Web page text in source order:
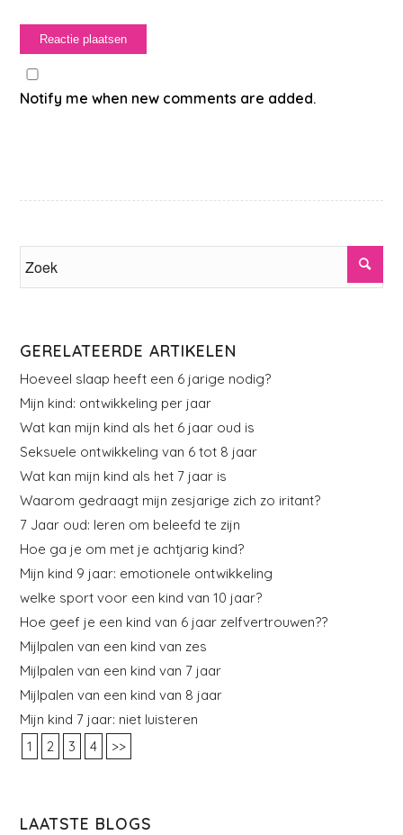
Notify me when new comments are added.
GERELATEERDE ARTIKELEN
Hoeveel slaap heeft een 6 jarige nodig?
Mijn kind: ontwikkeling per jaar
Wat kan mijn kind als het 6 jaar oud is
Seksuele ontwikkeling van 6 tot 8 jaar
Wat kan mijn kind als het 7 jaar is
Waarom gedraagt mijn zesjarige zich zo iritant?
7 Jaar oud: leren om beleefd te zijn
Hoe ga je om met je achtjarig kind?
Mijn kind 9 jaar: emotionele ontwikkeling
welke sport voor een kind van 10 jaar?
Hoe geef je een kind van 6 jaar zelfvertrouwen??
Mijlpalen van een kind van zes
Mijlpalen van een kind van 7 jaar
Mijlpalen van een kind van 8 jaar
Mijn kind 7 jaar: niet luisteren
1
2 3 4 >>
LAATSTE BLOGS